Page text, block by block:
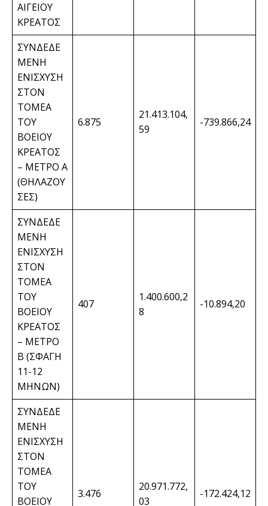
ΑΙΓΕΙΟΥ
ΚΡΕΑΤΟΣ
ΣΥΝΔΕΔΕ
ΜΕΝΗ
ΕΝΙΣΧΥΣΗ
ΣΤΟΝ
ΤΟΜΕΑ
ΤΟΥ
ΒΟΕΙΟΥ
ΚΡΕΑΤΟΣ
– ΜΕΤΡΟ Α
(ΘΗΛΑΖΟΥ
ΣΕΣ)
6.875
21.413.104,
59
-739.866,24
ΣΥΝΔΕΔΕ
ΜΕΝΗ
ΕΝΙΣΧΥΣΗ
ΣΤΟΝ
ΤΟΜΕΑ
ΤΟΥ
ΒΟΕΙΟΥ
ΚΡΕΑΤΟΣ
– ΜΕΤΡΟ
Β (ΣΦΑΓΗ
11-12
ΜΗΝΩΝ)
407
1.400.600,2
8
-10.894,20
ΣΥΝΔΕΔΕ
ΜΕΝΗ
ΕΝΙΣΧΥΣΗ
ΣΤΟΝ
ΤΟΜΕΑ
ΤΟΥ
ΒΟΕΙΟΥ
3.476
20.971.772,
03
-172.424,12